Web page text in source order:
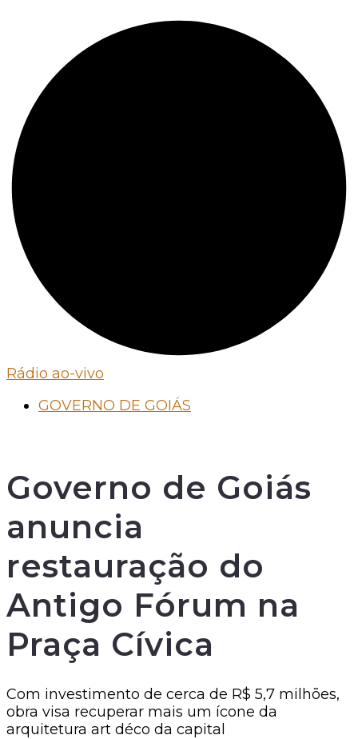
Rádio ao-vivo
GOVERNO DE GOIÁS
Governo de Goiás
anuncia
restauração do
Antigo Fórum na
Praça Cívica
Com investimento de cerca de R$ 5,7 milhões,
obra visa recuperar mais um ícone da
arquitetura art déco da capital